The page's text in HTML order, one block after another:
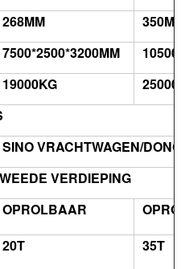
268MM
7500*2500*3200MM
19000KG
SINO VRACHTWAGEN/
VERDIEPING
OPROLBAAR
20T
35T